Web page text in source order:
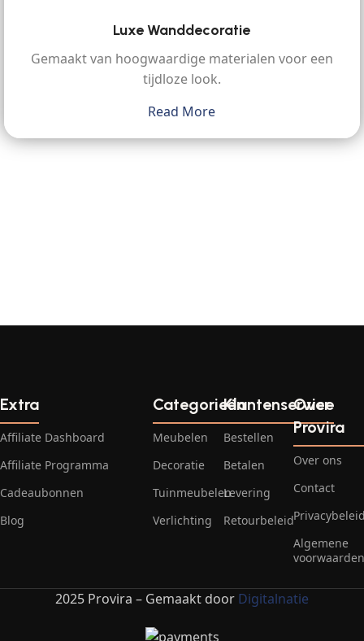
Luxe Wanddecoratie
Gemaakt van hoogwaardige materialen voor een
tijdloze look.
Read More
Extra
Affiliate Dashboard
Affiliate Programma
Cadeaubonnen
Blog
Categorieën
Meubelen
Decoratie
Tuinmeubelen
Verlichting
Klantenservice
Bestellen
Betalen
Levering
Retourbeleid
Over
Provira
Over ons
Contact
Algemene
2025 Provira – Gemaakt door Digitalnatie